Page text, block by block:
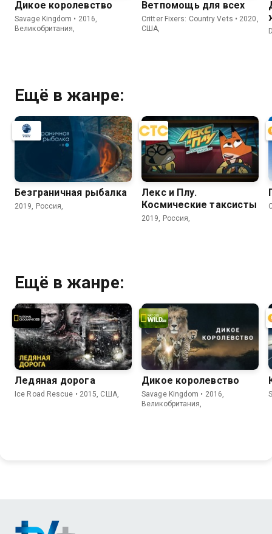
Дикое королевство
Savage Kingdom • 2016,
Великобритания,
Ветпомощь для всех
Critter Fixers: Country Vets • 2020,
США,
Ещё в жанре:
Безгрaничнaя pыбалка
2019, Россия,
Лекс и Плу.
Космические таксисты
2019, Россия,
Ещё в жанре:
Ледяная дорога
Ice Road Rescue • 2015, США,
Дикое королевство
Savage Kingdom • 2016,
Великобритания,